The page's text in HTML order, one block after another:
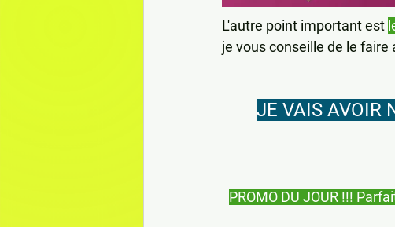
L'autre point important est
je vous conseille de le faire
JE VAIS AVOIR
PROMO DU JOUR !!!